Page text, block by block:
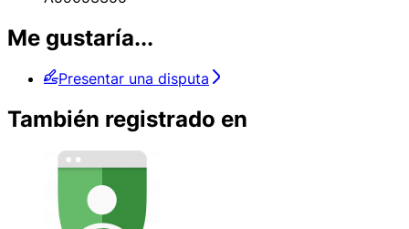
Me gustaría...
Presentar una disputa
También registrado en